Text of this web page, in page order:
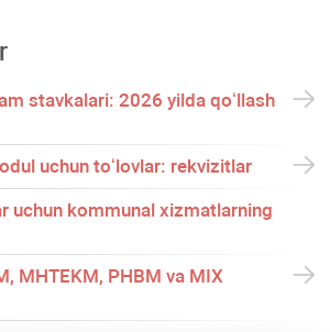
stavkalari: 2026 yilda qoʻllash
uchun toʻlovlar: rekvizitlar
uchun kommunal хizmatlarning
MHTEKM, PHBM va MIX